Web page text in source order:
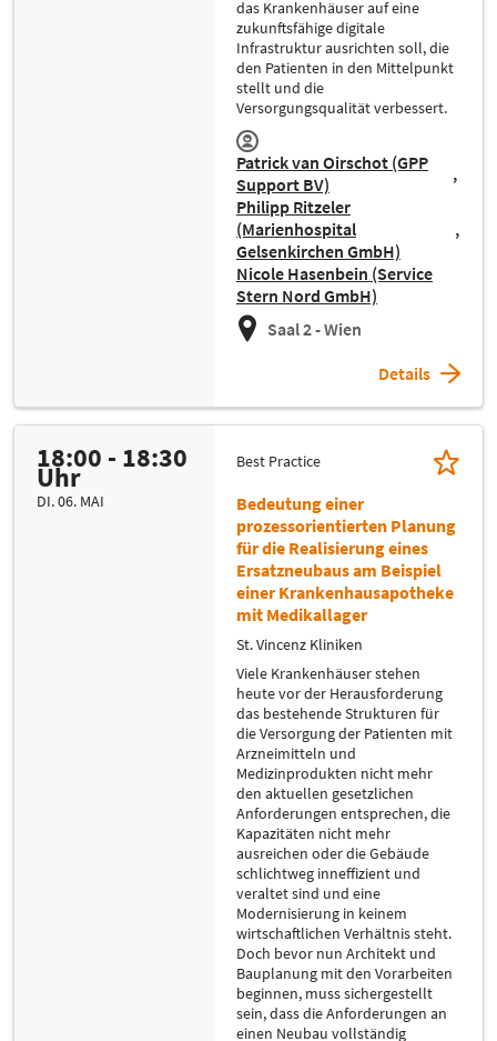
das Krankenhäuser auf eine
zukunftsfähige digitale
Infrastruktur ausrichten soll, die
den Patienten in den Mittelpunkt
stellt und die
Versorgungsqualität verbessert.
Patrick van Oirschot (GPP
Support BV)
Philipp Ritzeler
(Marienhospital
Gelsenkirchen GmbH)
Nicole Hasenbein (Service
Stern Nord GmbH)
Saal 2 - Wien
Details
18:00 - 18:30
Uhr
DI. 06. MAI
Best Practice
Bedeutung einer
prozessorientierten Planung
für die Realisierung eines
Ersatzneubaus am Beispiel
einer Krankenhausapotheke
mit Medikallager
St. Vincenz Kliniken
Viele Krankenhäuser stehen
heute vor der Herausforderung
das bestehende Strukturen für
die Versorgung der Patienten mit
Arzneimitteln und
Medizinprodukten nicht mehr
den aktuellen gesetzlichen
Anforderungen entsprechen, die
Kapazitäten nicht mehr
ausreichen oder die Gebäude
schlichtweg inneffizient und
veraltet sind und eine
Modernisierung in keinem
wirtschaftlichen Verhältnis steht.
Doch bevor nun Architekt und
Bauplanung mit den Vorarbeiten
beginnen, muss sichergestellt
sein, dass die Anforderungen an
einen Neubau vollständig